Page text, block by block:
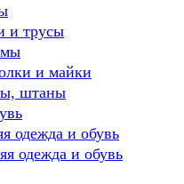
и трусы
и майки
штаны
одежда и обувь
одежда и обувь